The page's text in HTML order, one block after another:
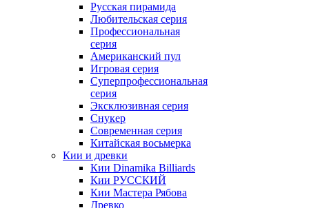
Русская пирамида
Любительская серия
Профессиональная
серия
Американский пул
Игровая серия
Суперпрофессиональная
серия
Эксклюзивная серия
Снукер
Современная серия
Китайская восьмерка
Кии и древки
Кии Dinamika Billiards
Кии РУССКИЙ
Кии Мастера Рябова
Древко